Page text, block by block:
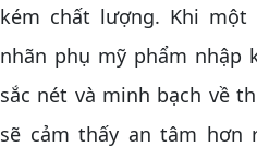
kém chất lượng. Khi
nhãn phụ mỹ phẩm nhập
sắc nét và minh bạch về
sẽ cảm thấy an tâm hơn